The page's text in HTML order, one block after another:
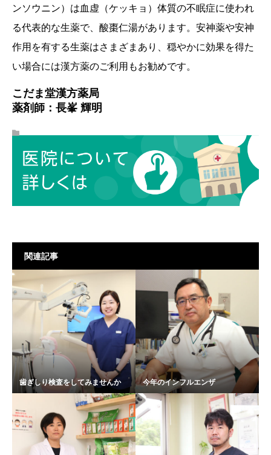
ンソウニン）は血虚（ケッキョ）体質の不眠症に使われ
る代表的な生薬で、酸棗仁湯があります。安神薬や安神
作用を有する生薬はさまざまあり、穏やかに効果を得た
い場合には漢方薬のご利用もお勧めです。
こだま堂漢方薬局
薬剤師：長峯 輝明
関連記事
歯ぎしり検査をしてみませんか 今年のインフルエンザ